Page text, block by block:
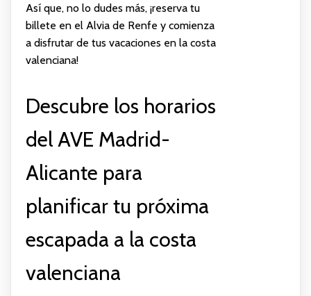
Así que, no lo dudes más, ¡reserva tu
billete en el Alvia de Renfe y comienza
a disfrutar de tus vacaciones en la costa
valenciana!
Descubre los horarios
del AVE Madrid-
Alicante para
planificar tu próxima
escapada a la costa
valenciana